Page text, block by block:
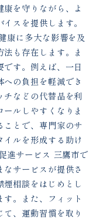
を守りながら、よ
スを提供します。
康に多大な影響を及
も存在します。ま
す。例えば、一日
の負担を軽減でき
チなどの代替品を利
ルしやすくなりま
ことで、専門家のサ
ルを形成する助け
進サービス 三鷹市で
サービスが提供さ
相談をはじめとし
。また、フィット
、運動習慣を取り